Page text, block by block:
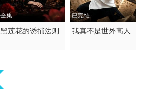
全集
2026 / 中国大陆 /
黑莲花的诱捕法则
已完结
2026 / 中国大陆 /
我真不是世外高人